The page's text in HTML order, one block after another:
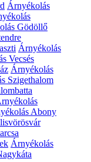
Árnyékolás
Gödöllő
Árnyékolás
Vecsés
Árnyékolás
Szigethalom
Abony
Árnyékolás